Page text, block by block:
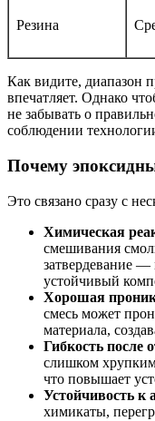
Резина
Как видите, диапазон
впечатляет. Однако
не забывать о
соблюдении
Почему
Это связано сразу с
Химическая
смешивания
затвердевание —
устойчивый
Хорошая
смесь может
материала,
Гибкость после
слишком
что повышает
Устойчивость к
химикаты,